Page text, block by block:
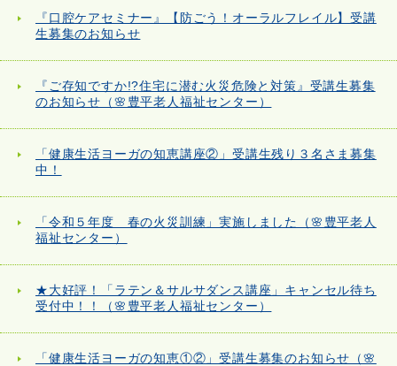
『口腔ケアセミナー』【防ごう！オーラルフレイル】受講
生募集のお知らせ
『ご存知ですか!?住宅に潜む火災危険と対策』受講生募集
のお知らせ（🌸豊平老人福祉センター）
「健康生活ヨーガの知恵講座②」受講生残り３名さま募集
中！
「令和５年度 春の火災訓練」実施しました（🌸豊平老人
福祉センター）
★大好評！「ラテン＆サルサダンス講座」キャンセル待ち
受付中！！（🌸豊平老人福祉センター）
「健康生活ヨーガの知恵①②」受講生募集のお知らせ（🌸